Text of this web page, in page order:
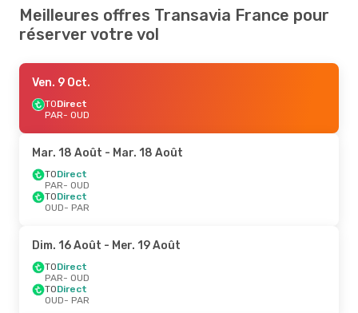
Meilleures offres Transavia France pour
réserver votre vol
Ven. 9 Oct.
TODirect
PAR- OUD
Mar. 18 Août - Mar. 18 Août
TODirect
PAR- OUD
TODirect
OUD- PAR
Dim. 16 Août - Mer. 19 Août
TODirect
PAR- OUD
TODirect
OUD- PAR